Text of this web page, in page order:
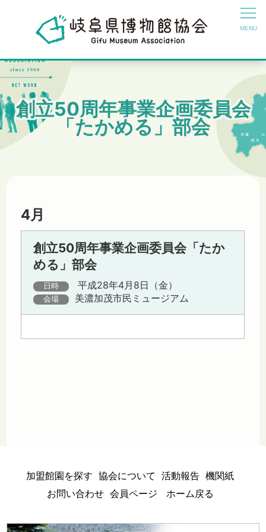
創立50周年事業企画委員会
「たかめる」部会
4月
創立50周年事業企画委員会「たか
める」部会
日時 平成28年4月8日（金）
会場 美濃加茂市民ミュージアム
加盟館園を探す 協会について 活動報告 機関紙
お問い合わせ 会員ページ ホーム戻る